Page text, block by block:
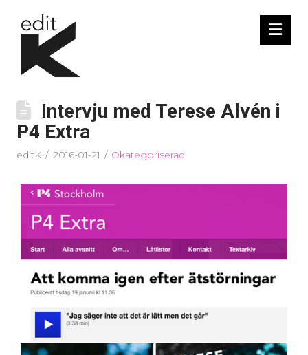
Intervju med Terese Alvén i
P4 Extra
editK 2016-01-21 Okategoriserad